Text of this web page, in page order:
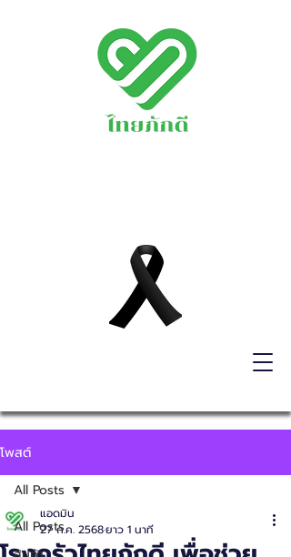
โพสต์
All Posts
All Posts
แอดมิน
27 ก.ค. 2568ยาว 1 นาที